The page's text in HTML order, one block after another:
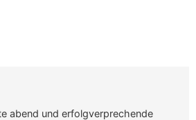
abend und erfolgverprechende